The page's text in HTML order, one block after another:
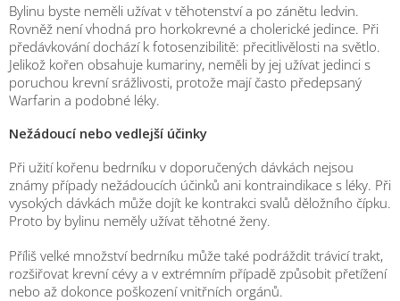
Bylinu byste neměli užívat v těhotenství a po zánětu ledvin.
Rovněž není vhodná pro horkokrevné a cholerické jedince. Při
předávkování dochází k fotosenzibilitě: přecitlivělosti na světlo.
Jelikož kořen obsahuje kumariny, neměli by jej užívat jedinci s
poruchou krevní srážlivosti, protože mají často předepsaný
Warfarin a podobné léky.
Nežádoucí nebo vedlejší účinky
Při užití kořenu bedrníku v doporučených dávkách nejsou
známy případy nežádoucích účinků ani kontraindikace s léky. Při
vysokých dávkách může dojít ke kontrakci svalů děložního čípku.
Proto by bylinu neměly užívat těhotné ženy.
Příliš velké množství bedrníku může také podráždit trávicí trakt,
rozšiřovat krevní cévy a v extrémním případě způsobit přetížení
nebo až dokonce poškození vnitřních orgánů.